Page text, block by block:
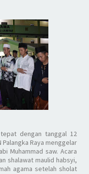
dengan tanggal 12
Palangka Raya menggelar
Muhammad saw. Acara
shalawat maulid habsyi,
agama setelah sholat